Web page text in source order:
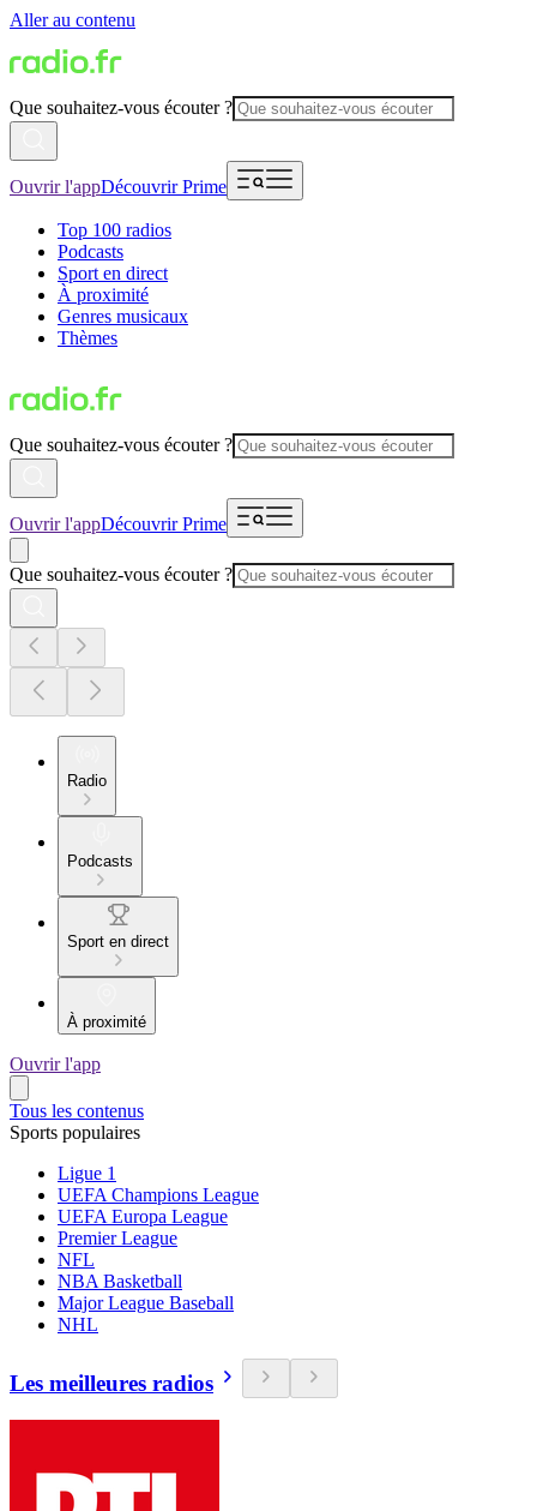
Aller au contenu
Que souhaitez-vous écouter ?
Ouvrir l'appDécouvrir Prime
Top 100 radios
Podcasts
Sport en direct
À proximité
Genres musicaux
Thèmes
Que souhaitez-vous écouter ?
Ouvrir l'appDécouvrir Prime
Que souhaitez-vous écouter ?
Radio
Podcasts
Sport en direct
À proximité
Ouvrir l'app
Tous les contenus
Sports populaires
Ligue 1
UEFA Champions League
UEFA Europa League
Premier League
NFL
NBA Basketball
Major League Baseball
NHL
Les meilleures radios